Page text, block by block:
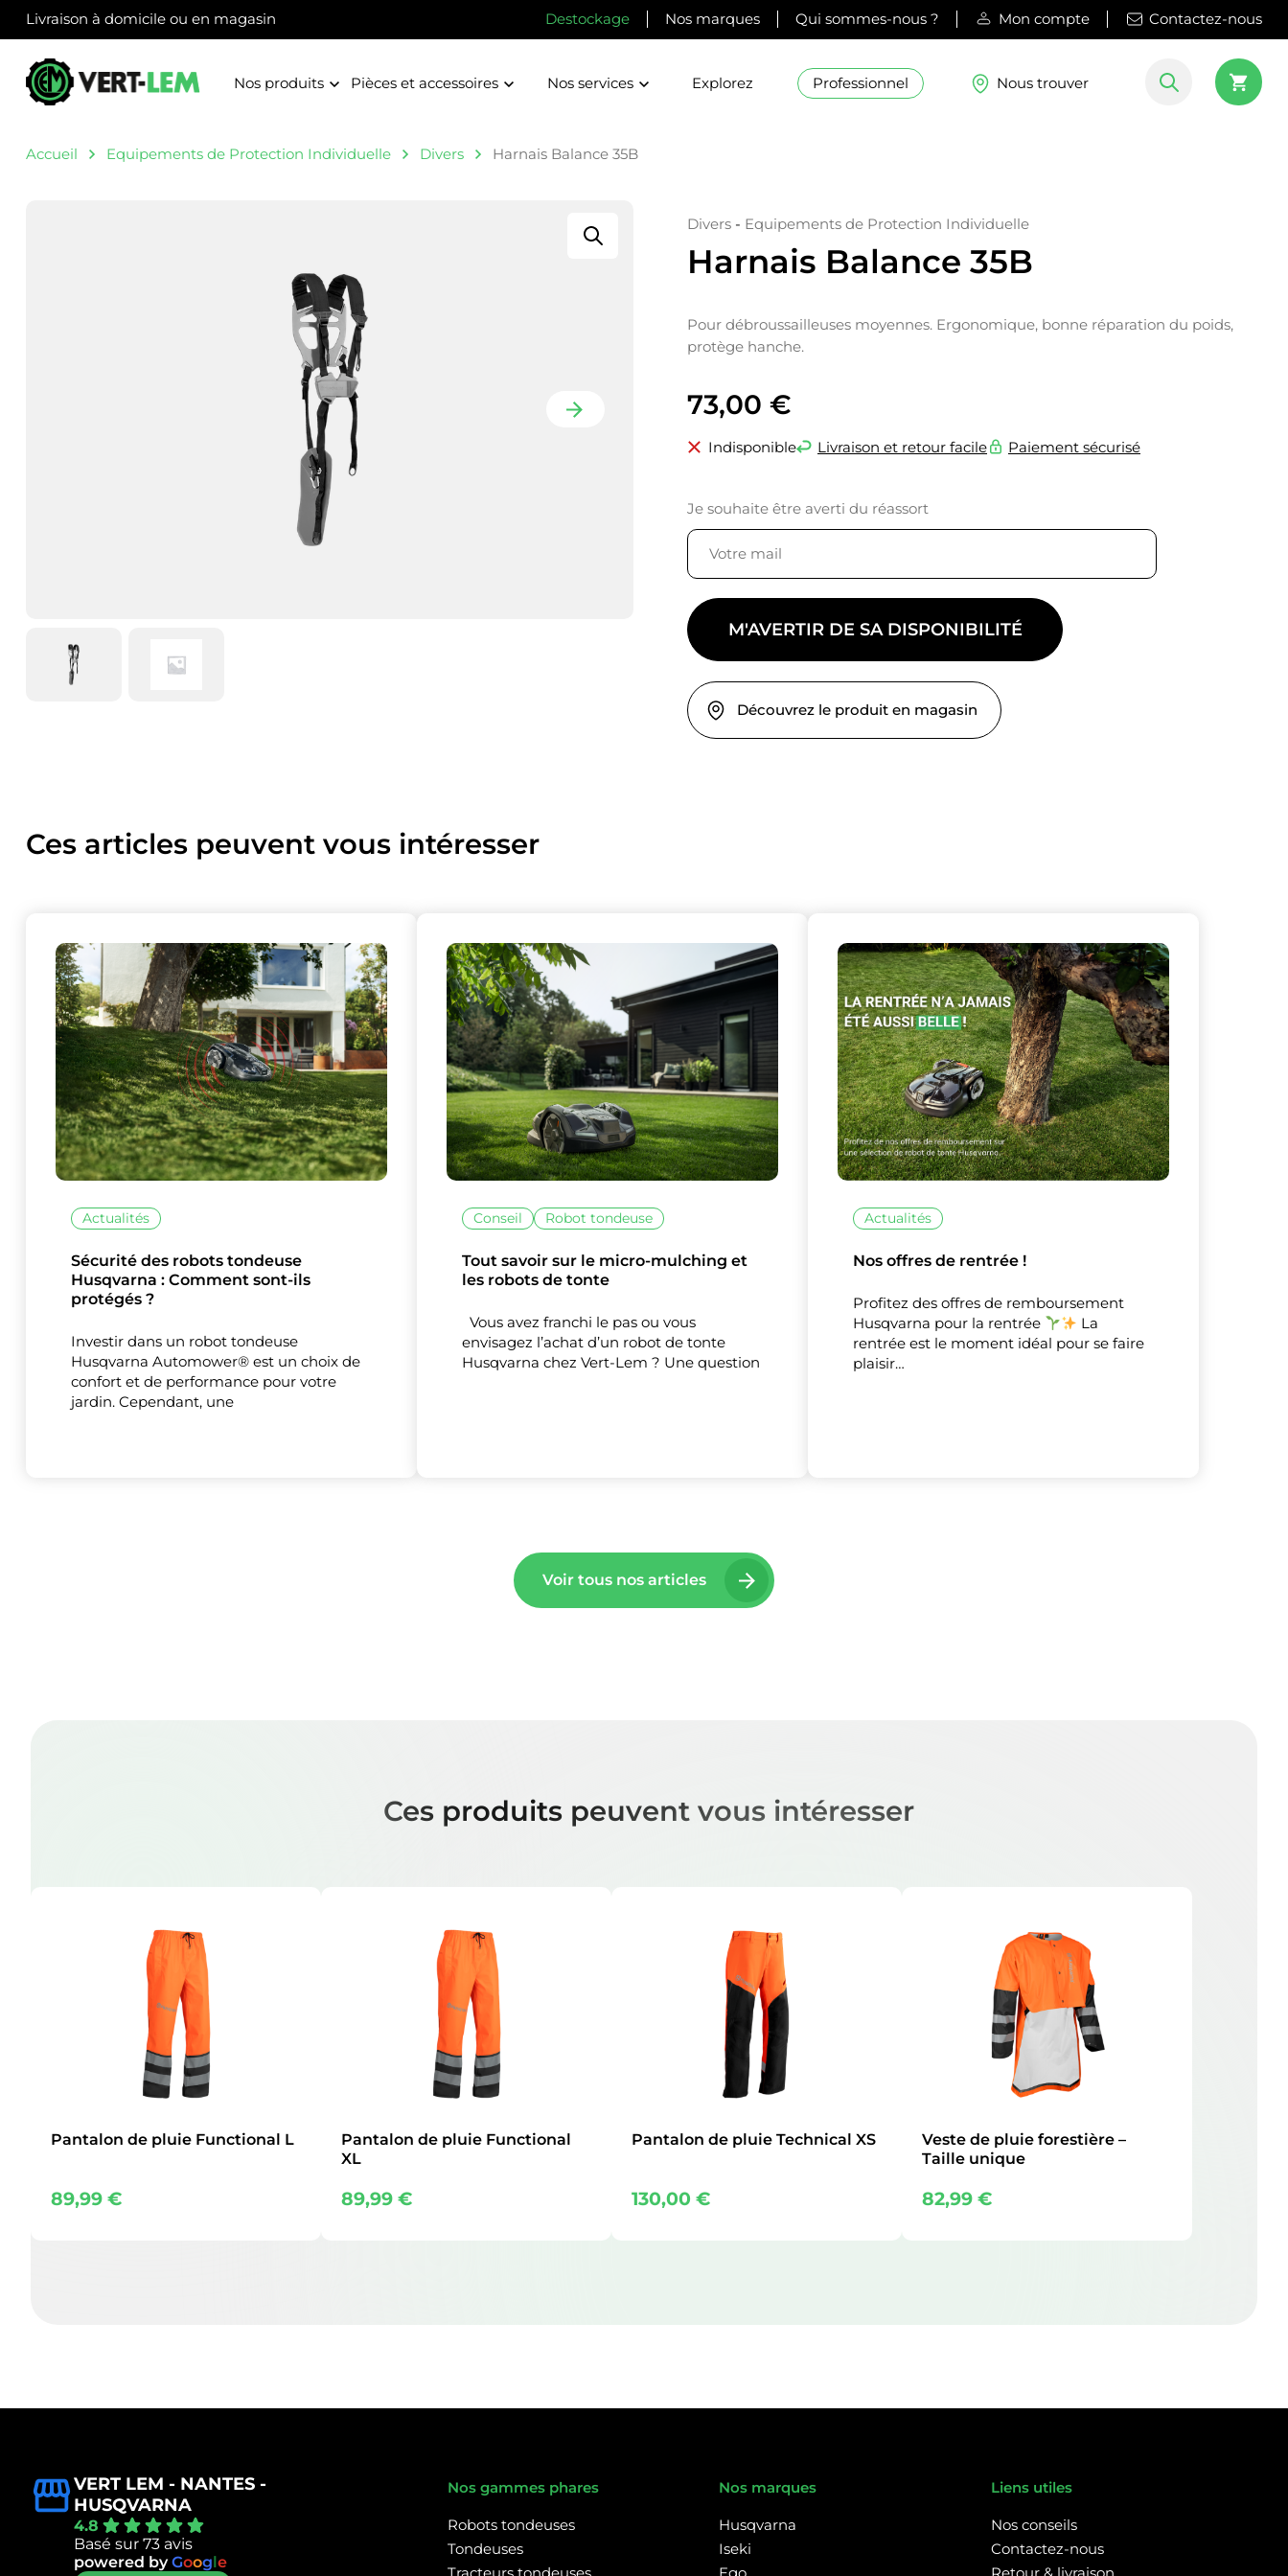
Ce site utilise des cookies et vous donne le contrôle sur ceux que
XMasquer le bandeau
Livraison à domicile ou en magasin Destockage Nos marques Qui sommes-nous ? Mon compte Contactez-nous
Nos produits Pièces et accessoires Nos services Explorez Professionnel Nous trouver
Accueil Equipements de Protection Individuelle Divers Harnais Balance 35B
Divers - Equipements de Protection Individuelle
Harnais Balance 35B
Pour débroussailleuses moyennes. Ergonomique, bonne réparation du poids,
protège hanche.
73,00 €
Indisponible Livraison et retour facile Paiement sécurisé
Je souhaite être averti du réassort
M'AVERTIR DE SA DISPONIBILITÉ
Découvrez le produit en magasin
Ces articles peuvent vous intéresser
Actualités
Sécurité des robots tondeuse
Husqvarna : Comment sont-ils
protégés ?
Investir dans un robot tondeuse
Husqvarna Automower® est un choix de
confort et de performance pour votre
jardin. Cependant, une
Conseil Robot tondeuse
Tout savoir sur le micro-mulching et
les robots de tonte
Vous avez franchi le pas ou vous
envisagez l’achat d’un robot de tonte
Husqvarna chez Vert-Lem ? Une question
Actualités
Nos offres de rentrée !
Profitez des offres de remboursement
Husqvarna pour la rentrée
La
rentrée est le moment idéal pour se faire
plaisir…
Voir tous nos articles
Ces produits peuvent vous intéresser
Pantalon de pluie Functional L
89,99€
Pantalon de pluie Functional
XL
89,99€
Pantalon de pluie Technical XS
130,00€
Veste de pluie forestière –
Taille unique
82,99€
VERT LEM - NANTES -
HUSQVARNA
4.8
Basé sur 73 avis
powered byGoogle
Nos gammes phares
Robots tondeuses
Tondeuses
Nos marques
Husqvarna
Iseki
Liens utiles
Nos conseils
Contactez-nous